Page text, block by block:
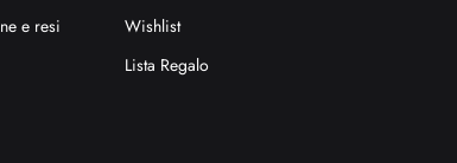
e resi
Wishlist
Lista Regalo